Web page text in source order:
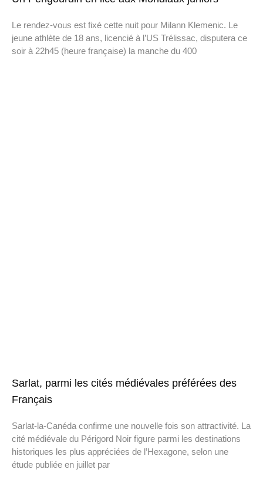
Le rendez-vous est fixé cette nuit pour Milann Klemenic. Le
jeune athlète de 18 ans, licencié à l’US Trélissac, disputera ce
soir à 22h45 (heure française) la manche du 400
Sarlat, parmi les cités médiévales préférées des
Français
Sarlat-la-Canéda confirme une nouvelle fois son attractivité. La
cité médiévale du Périgord Noir figure parmi les destinations
historiques les plus appréciées de l’Hexagone, selon une
étude publiée en juillet par